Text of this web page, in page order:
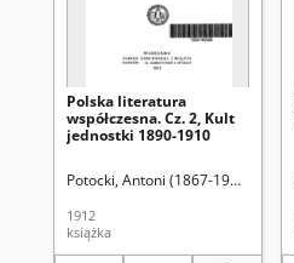
Polska literatura
współczesna. Cz. 2, Kult
jednostki 1890-1910
Potocki, Antoni (1867-1939)
1912
książka